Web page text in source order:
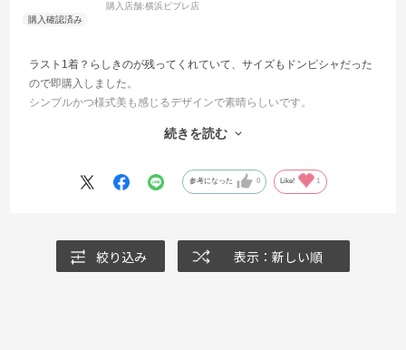
購入店舗:横浜ビブレ店
ラスト1着？らしきのが残ってくれていて、サイズもドンピシャだった
ので即購入しました。
シンプルかつ様式美も感じるデザインで素晴らしいです。
続きを読む
参考になった 0 Like! 1
絞り込み 表示：新しい順